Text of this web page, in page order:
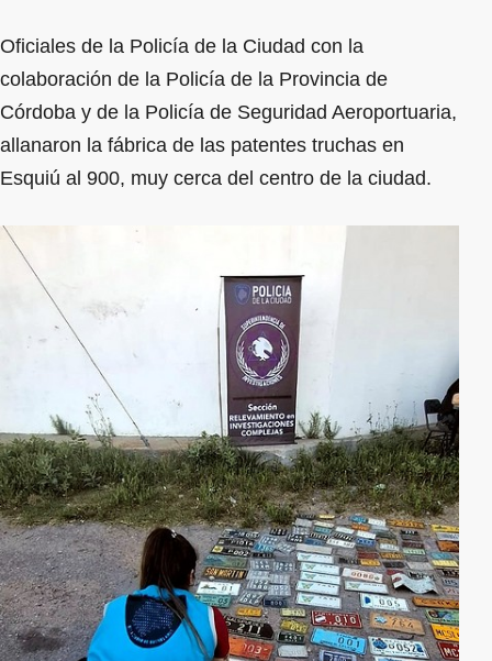
Oficiales de la Policía de la Ciudad con la
colaboración de la Policía de la Provincia de
Córdoba y de la Policía de Seguridad Aeroportuaria,
allanaron la fábrica de las patentes truchas en
Esquiú al 900, muy cerca del centro de la ciudad.